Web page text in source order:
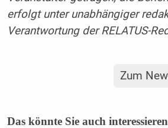
erfolgt unter unabhängiger
Verantwortung der RELATUS-
Zum
Das könnte Sie auch interessieren